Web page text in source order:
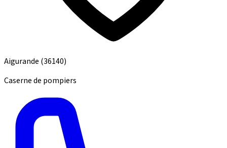
Aigurande (36140)
Caserne de pompiers